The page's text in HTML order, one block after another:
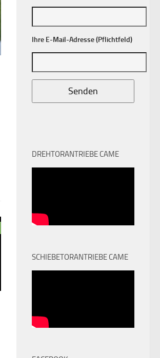
Ihre E-Mail-Adresse (Pflichtfeld)
DREHTORANTRIEBE CAME
SCHIEBETORANTRIEBE CAME